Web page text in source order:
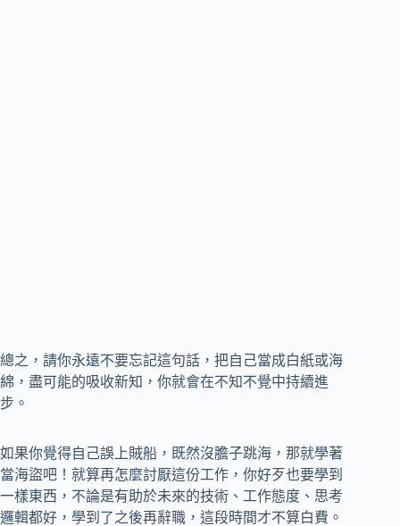
總之，請你永遠不要忘記這句話，把自己當成白紙或海
綿，盡可能的吸收新知，你就會在不知不覺中持續進
步。
如果你覺得自己誤上賊船，既然沒膽子跳海，那就學著
當海盜吧！就算再怎麼討厭這份工作，你好歹也要學到
一樣東西，不論是有助於未來的技術、工作態度、思考
邏輯都好，學到了之後再辭職，這段時間才不算白費。